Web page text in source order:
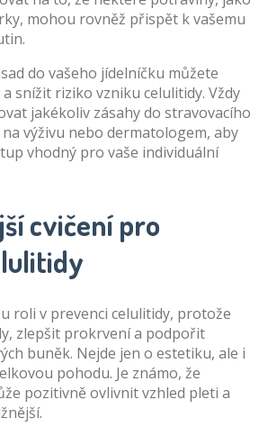
mohou rovněž přispět k vašemu
do vašeho jídelníčku můžete
snížit riziko vzniku celulitidy. Vždy
jakékoliv zásahy do stravovacího
výživu nebo dermatologem, aby
vhodný pro vaše individuální
cvičení pro
roli v prevenci celulitidy, protože
zlepšit prokrvení a podpořit
buněk. Nejde jen o estetiku, ale i
pohodu. Je známo, že
pozitivně ovlivnit vzhled pleti a